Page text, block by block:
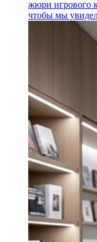
жюри игрового
чтобы мы